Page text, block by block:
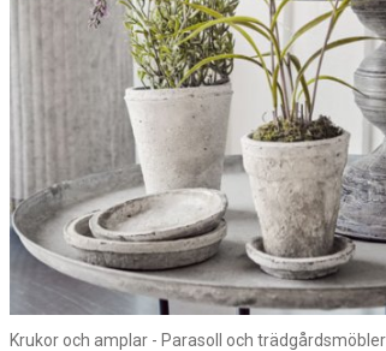
Krukor och amplar - Parasoll och